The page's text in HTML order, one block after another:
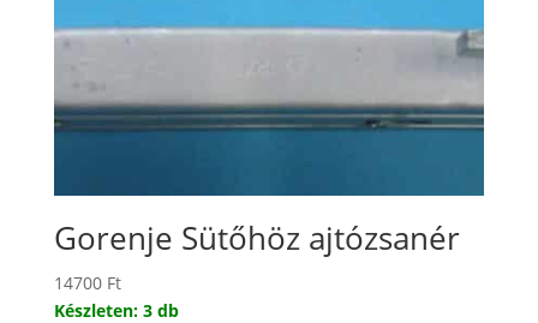
Gorenje Sütőhöz ajtózsanér
14700 Ft
Készleten: 3 db